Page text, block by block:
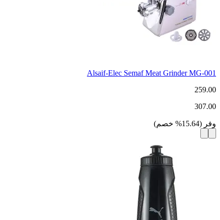
Alsaif-Elec Semaf Meat Grinder MG-001
259.00
307.00
وفر (
15.64
% خصم)